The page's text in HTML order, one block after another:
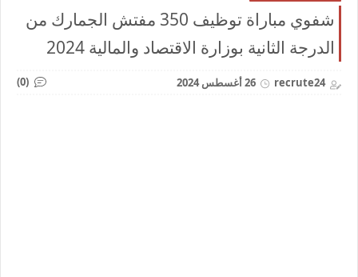
شفوي مباراة توظيف 350 مفتش الجمارك من
الدرجة الثانية بوزارة الاقتصاد والمالية 2024
recrute24 26 أغسطس 2024 (0)